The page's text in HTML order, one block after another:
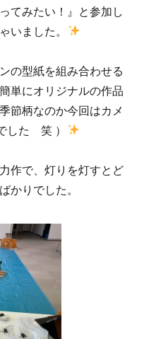
てみたい！』と参加し
いました。
の型紙を組み合わせる
単にオリジナルの作品
節柄なのか今回はカメ
した 笑 ）
作で、灯りを灯すとど
かりでした。